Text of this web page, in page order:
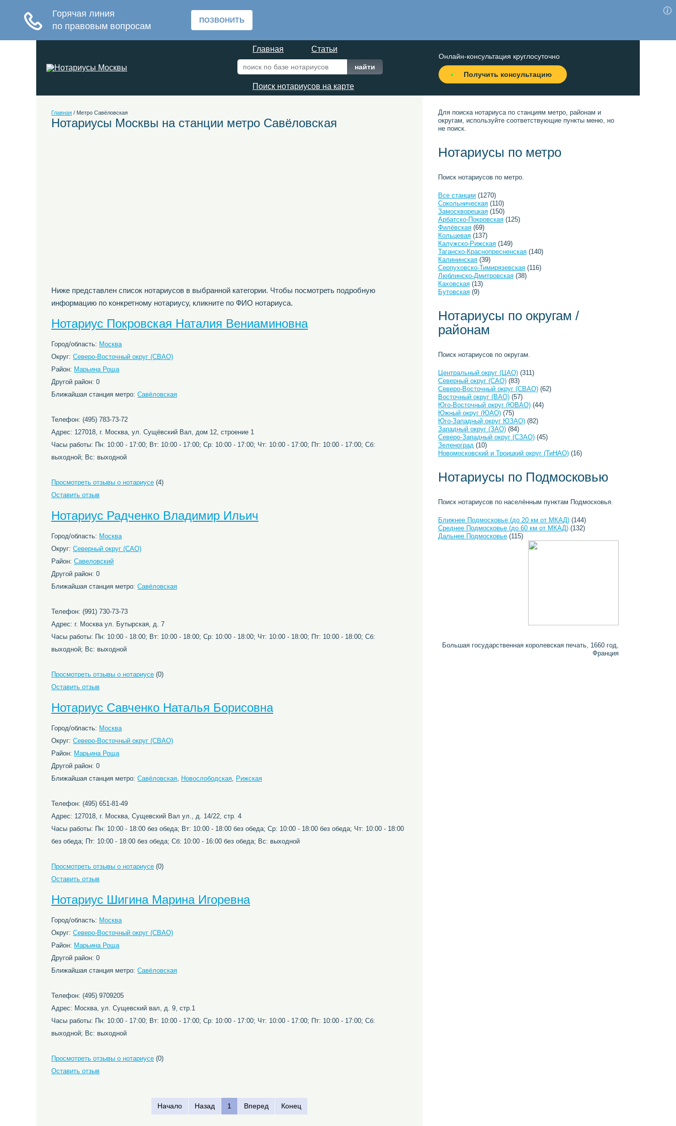
Главная Статьи
Поиск нотариусов на карте
Онлайн-консультация круглосуточно
Получить консультацию
Главная / Метро Савёловская
Нотариусы Москвы на станции метро Савёловская
Ниже представлен список нотариусов в выбранной категории. Чтобы посмотреть подробную
информацию по конкретному нотариусу, кликните по ФИО нотариуса.
Нотариус Покровская Наталия Вениаминовна
Город/область: Москва
Округ: Северо-Восточный округ (СВАО)
Район: Марьина Роща
Другой район: 0
Ближайшая станция метро: Савёловская
Телефон: (495) 783-73-72
Адрес: 127018, г. Москва, ул. Сущёвский Вал, дом 12, строение 1
Часы работы: Пн: 10:00 - 17:00; Вт: 10:00 - 17:00; Ср: 10:00 - 17:00; Чт: 10:00 - 17:00; Пт: 10:00 - 17:00; Сб:
выходной; Вс: выходной
Просмотреть отзывы о нотариусе (4)
Оставить отзыв
Нотариус Радченко Владимир Ильич
Город/область: Москва
Округ: Северный округ (САО)
Район: Савеловский
Другой район: 0
Ближайшая станция метро: Савёловская
Телефон: (991) 730-73-73
Адрес: г. Москва ул. Бутырская, д. 7
Часы работы: Пн: 10:00 - 18:00; Вт: 10:00 - 18:00; Ср: 10:00 - 18:00; Чт: 10:00 - 18:00; Пт: 10:00 - 18:00; Сб:
выходной; Вс: выходной
Просмотреть отзывы о нотариусе (0)
Оставить отзыв
Нотариус Савченко Наталья Борисовна
Город/область: Москва
Округ: Северо-Восточный округ (СВАО)
Район: Марьина Роща
Другой район: 0
Ближайшая станция метро: Савёловская, Новослободская, Рижская
Телефон: (495) 651-81-49
Адрес: 127018, г. Москва, Сущевский Вал ул., д. 14/22, стр. 4
Часы работы: Пн: 10:00 - 18:00 без обеда; Вт: 10:00 - 18:00 без обеда; Ср: 10:00 - 18:00 без обеда; Чт: 10:00 - 18:00
без обеда; Пт: 10:00 - 18:00 без обеда; Сб: 10:00 - 16:00 без обеда; Вс: выходной
Просмотреть отзывы о нотариусе (0)
Оставить отзыв
Нотариус Шигина Марина Игоревна
Город/область: Москва
Округ: Северо-Восточный округ (СВАО)
Район: Марьина Роща
Другой район: 0
Ближайшая станция метро: Савёловская
Телефон: (495) 9709205
Адрес: Москва, ул. Сущевский вал, д. 9, стр.1
Часы работы: Пн: 10:00 - 17:00; Вт: 10:00 - 17:00; Ср: 10:00 - 17:00; Чт: 10:00 - 17:00; Пт: 10:00 - 17:00; Сб:
выходной; Вс: выходной
Просмотреть отзывы о нотариусе (0)
Оставить отзыв
Начало Назад 1 Вперед Конец
Для поиска нотариуса по станциям метро, районам и
округам, используйте соответствующие пункты меню, но
не поиск.
Нотариусы по метро
Поиск нотариусов по метро.
Все станции (1270)
Сокольническая (110)
Замоскворецкая (150)
Арбатско-Покровская (125)
Филёвская (69)
Кольцевая (137)
Калужско-Рижская (149)
Таганско-Краснопресненская (140)
Калининская (39)
Серпуховско-Тимирязевская (116)
Люблинско-Дмитровская (38)
Каховская (13)
Бутовская (9)
Нотариусы по округам /
районам
Поиск нотариусов по округам.
Центральный округ (ЦАО) (311)
Северный округ (САО) (83)
Северо-Восточный округ (СВАО) (62)
Восточный округ (ВАО) (57)
Юго-Восточный округ (ЮВАО) (44)
Южный округ (ЮАО) (75)
Юго-Западный округ ЮЗАО) (82)
Западный округ (ЗАО) (84)
Северо-Западный округ (СЗАО) (45)
Зеленоград (10)
Новомосковский и Троицкий округ (ТиНАО) (16)
Нотариусы по Подмосковью
Поиск нотариусов по населённым пунктам Подмосковья.
Ближнее Подмосковье (до 20 км от МКАД) (144)
Среднее Подмосковье (до 60 км от МКАД) (132)
Дальнее Подмосковье (115)
Большая государственная королевская печать, 1660 год,
Франция